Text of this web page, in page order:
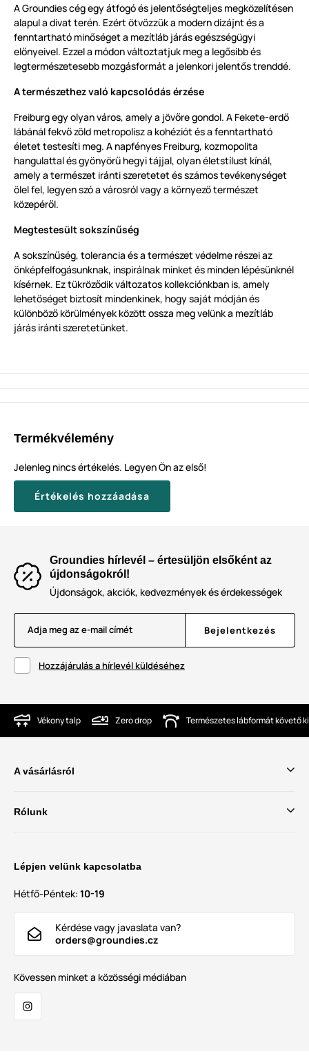
A Groundies cég egy átfogó és jelentőségteljes megközelítésen
alapul a divat terén. Ezért ötvözzük a modern dizájnt és a
fenntartható minőséget a mezítláb járás egészségügyi
előnyeivel. Ezzel a módon változtatjuk meg a legősibb és
legtermészetesebb mozgásformát a jelenkori jelentős trenddé.
A természethez való kapcsolódás érzése
Freiburg egy olyan város, amely a jövőre gondol. A Fekete-erdő
lábánál fekvő zöld metropolisz a kohéziót és a fenntartható
életet testesíti meg. A napfényes Freiburg, kozmopolita
hangulattal és gyönyörű hegyi tájjal, olyan életstílust kínál,
amely a természet iránti szeretetet és számos tevékenységet
ölel fel, legyen szó a városról vagy a környező természet
közepéről.
Megtestesült sokszínűség
A sokszínűség, tolerancia és a természet védelme részei az
önképfelfogásunknak, inspirálnak minket és minden lépésünknél
kísérnek. Ez tükröződik változatos kollekciónkban is, amely
lehetőséget biztosít mindenkinek, hogy saját módján és
különböző körülmények között ossza meg velünk a mezítláb
járás iránti szeretetünket.
Termékvélemény
Jelenleg nincs értékelés. Legyen Ön az első!
Értékelés hozzáadása
Groundies hírlevél – értesüljön elsőként az
újdonságokról!
Újdonságok, akciók, kedvezmények és érdekességek
Adja meg az e-mail címét Bejelentkezés
Hozzájárulás a hírlevél küldéséhez
Vékony talp Zero drop Természetes lábformát követő
A vásárlásról
Rólunk
Lépjen velünk kapcsolatba
Hétfő-Péntek: 10-19
Kérdése vagy javaslata van?
orders@groundies.cz
Kövessen minket a közösségi médiában